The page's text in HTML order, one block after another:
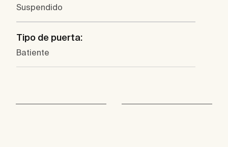
Suspendido
Tipo de puerta:
Batiente